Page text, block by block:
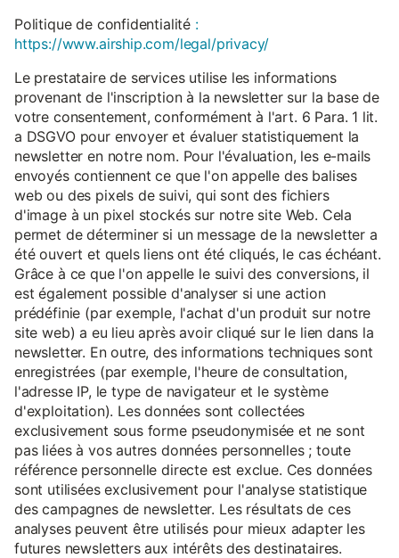
Politique de confidentialité :
https://www.airship.com/legal/privacy/
Le prestataire de services utilise les informations
provenant de l'inscription à la newsletter sur la base de
votre consentement, conformément à l'art. 6 Para. 1 lit.
a DSGVO pour envoyer et évaluer statistiquement la
newsletter en notre nom. Pour l'évaluation, les e-mails
envoyés contiennent ce que l'on appelle des balises
web ou des pixels de suivi, qui sont des fichiers
d'image à un pixel stockés sur notre site Web. Cela
permet de déterminer si un message de la newsletter a
été ouvert et quels liens ont été cliqués, le cas échéant.
Grâce à ce que l'on appelle le suivi des conversions, il
est également possible d'analyser si une action
prédéfinie (par exemple, l'achat d'un produit sur notre
site web) a eu lieu après avoir cliqué sur le lien dans la
newsletter. En outre, des informations techniques sont
enregistrées (par exemple, l'heure de consultation,
l'adresse IP, le type de navigateur et le système
d'exploitation). Les données sont collectées
exclusivement sous forme pseudonymisée et ne sont
pas liées à vos autres données personnelles ; toute
référence personnelle directe est exclue. Ces données
sont utilisées exclusivement pour l'analyse statistique
des campagnes de newsletter. Les résultats de ces
analyses peuvent être utilisés pour mieux adapter les
futures newsletters aux intérêts des destinataires.